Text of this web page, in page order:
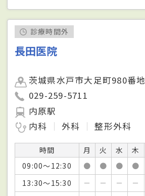
診療時間外
長田医院
茨城県水戸市大足町980番地
029-259-5711
内原駅
内科
外科 整形外科
時間 月 火 水 木
09:00～12:30
● ● ● ●
13:30～15:30
－ － － －